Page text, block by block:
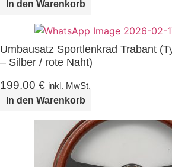
In den Warenkorb
Umbausatz Sportlenkrad Trabant
– Silber / rote Naht)
199,00 € inkl. MwSt.
In den Warenkorb